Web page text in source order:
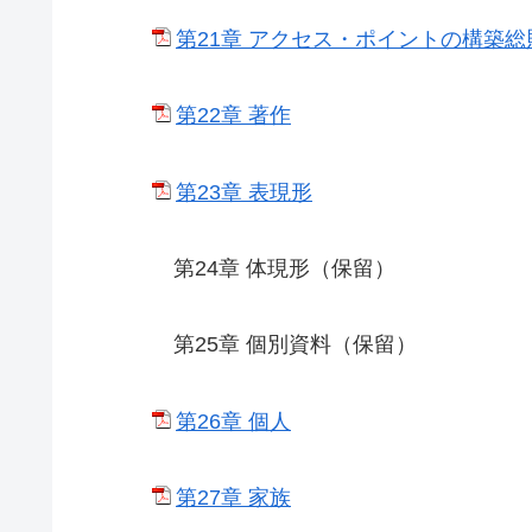
第21章 アクセス・ポイントの構築総
第22章 著作
第23章 表現形
第24章 体現形（保留）
第25章 個別資料（保留）
第26章 個人
第27章 家族